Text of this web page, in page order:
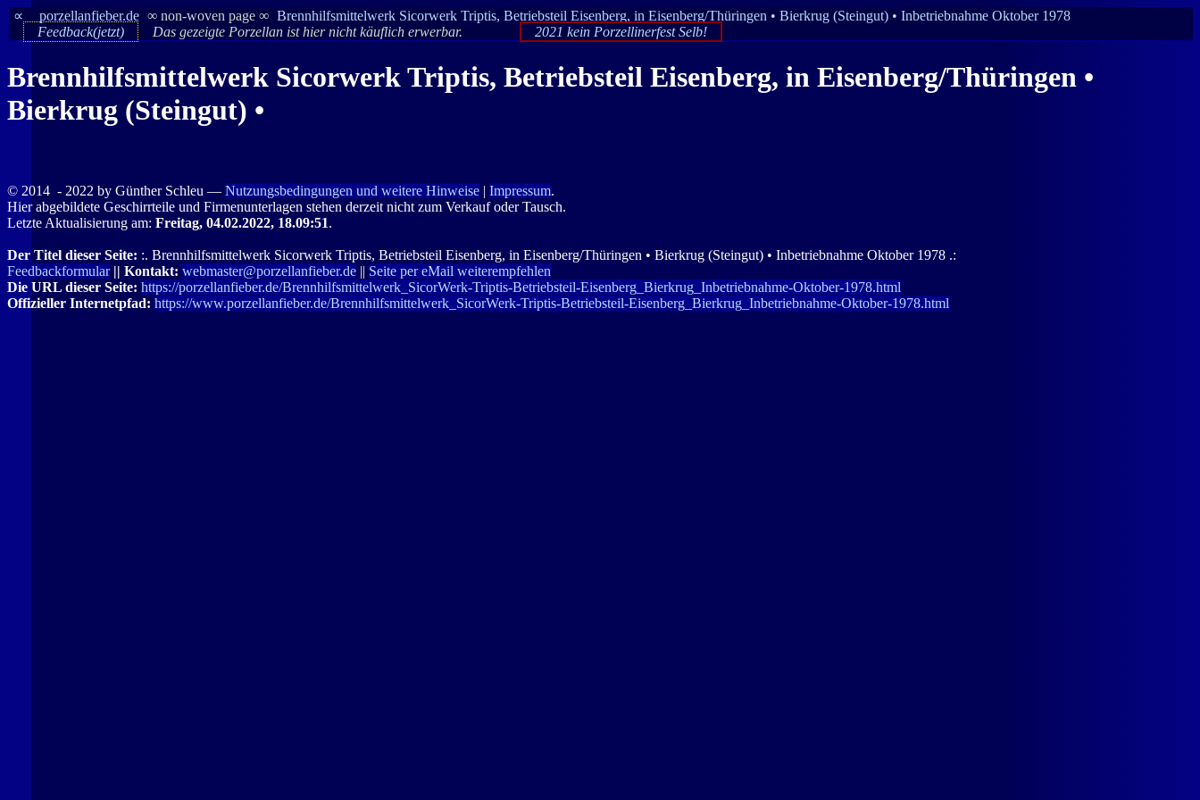
∝ porzellanfieber.de ∞ non-woven page ∞ Brennhilfsmittelwerk Sicorwerk Triptis, Betriebsteil Eisenberg, in Eisenberg/Thüringen • Bierkrug (Steingut) • Inbetriebnahme Oktober 1978
Feedback(jetzt)
Das gezeigte Porzellan ist hier nicht käuflich erwerbar. 2021 kein Porzellinerfest Selb!
Brennhilfsmittelwerk Sicorwerk Triptis, Betriebsteil Eisenberg, in Eisenberg/Thüringen •
Bierkrug (Steingut) •
© 2014 - 2022 by Günther Schleu ― Nutzungsbedingungen und weitere Hinweise | Impressum.
Hier abgebildete Geschirrteile und Firmenunterlagen stehen derzeit nicht zum Verkauf oder Tausch.
Letzte Aktualisierung am: Freitag, 04.02.2022, 18.09:51.
Der Titel dieser Seite: :. Brennhilfsmittelwerk Sicorwerk Triptis, Betriebsteil Eisenberg, in Eisenberg/Thüringen • Bierkrug (Steingut) • Inbetriebnahme Oktober 1978 .:
Feedbackformular|| Kontakt: webmaster@porzellanfieber.de || Seite per eMail weiterempfehlen
Die URL dieser Seite: https://porzellanfieber.de/Brennhilfsmittelwerk_SicorWerk-Triptis-Betriebsteil-Eisenberg_Bierkrug_Inbetriebnahme-Oktober-1978.html
Offizieller Internetpfad: https://www.porzellanfieber.de/Brennhilfsmittelwerk_SicorWerk-Triptis-Betriebsteil-Eisenberg_Bierkrug_Inbetriebnahme-Oktober-1978.html